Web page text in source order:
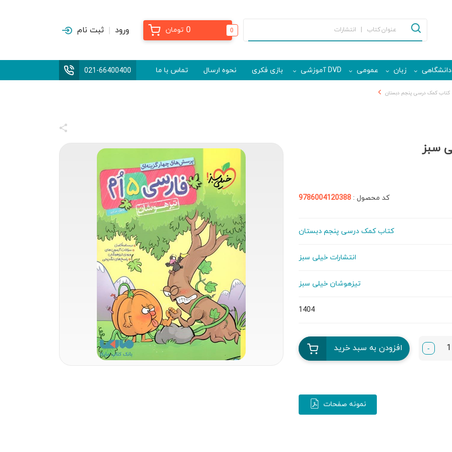
0
0 تومان ورود ثبت نام
دانشگاهی زبان عمومی DVD آموزشی بازی فکری نحوه ارسال تماس با ما 021-66400400
کتاب کمک درسی پنجم دبستان
سبز
کد محصول : 9786004120388
کتاب کمک درسی پنجم دبستان
انتشارات خیلی سبز
تیزهوشان خیلی سبز
1404
- افزودن به سبد خرید
نمونه صفحات